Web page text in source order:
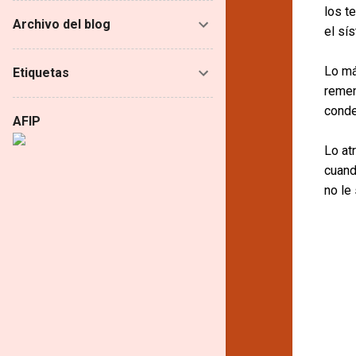
los
el
Lo
Lo
no le
Archivo del blog
Etiquetas
AFIP